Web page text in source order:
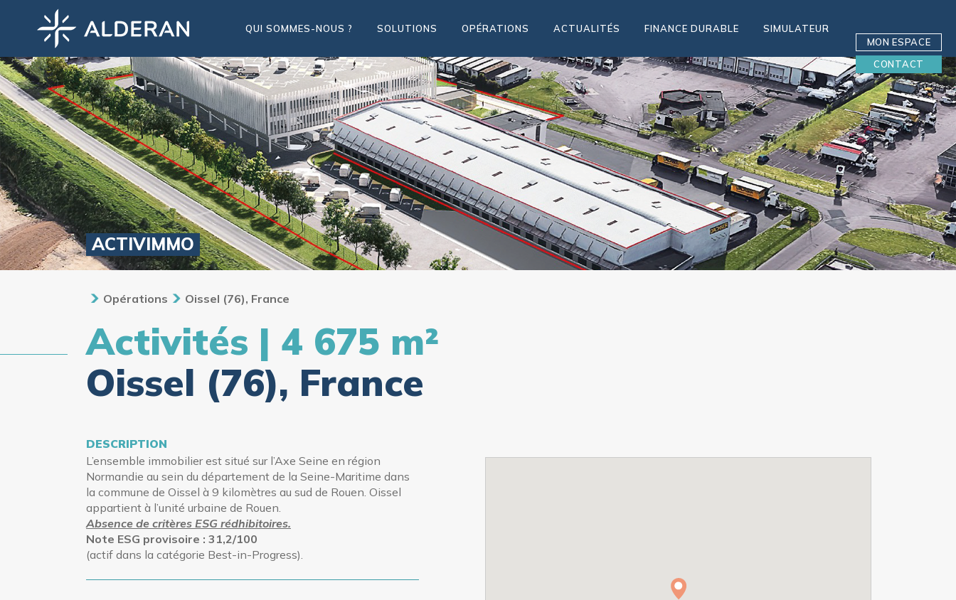
MON ESPACE
CONTACT
QUI SOMMES-NOUS ? SOLUTIONS OPÉRATIONS ACTUALITÉS FINANCE DURABLE SIMULATEUR
ACTIVIMMO
Opérations Oissel (76), France
Activités | 4 675 m²
Oissel (76), France
DESCRIPTION
L’ensemble immobilier est situé sur l’Axe Seine en région
Normandie au sein du département de la Seine-Maritime dans
la commune de Oissel à 9 kilomètres au sud de Rouen. Oissel
appartient à l’unité urbaine de Rouen.
Absence de critères ESG rédhibitoires.
Note ESG provisoire : 31,2/100
(actif dans la catégorie Best-in-Progress).